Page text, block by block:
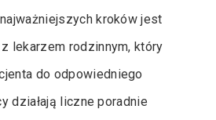
kroków jest
lekarzem rodzinnym, który
do odpowiedniego
działają liczne poradnie